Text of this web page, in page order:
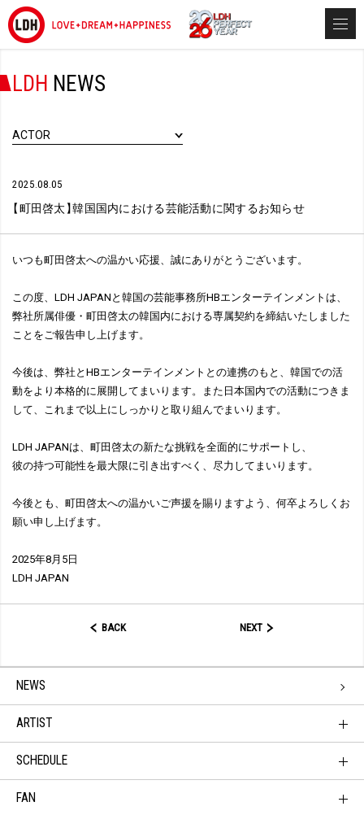
LDH NEWS
ACTOR
2025.08.05
【町田啓太 】韓国国内における芸能活動に関するお知らせ
いつも町田啓太への温かい応援、誠にありがとうございます。
この度、LDH JAPANと韓国の芸能事務所HBエンターテインメントは、
弊社所属俳優・町田啓太の韓国内における専属契約を締結いたしました
ことをご報告申し上げます。
今後は、弊社とHBエンターテインメントとの連携のもと、韓国での活
動をより本格的に展開してまいります。また日本国内での活動につきま
して、これまで以上にしっかりと取り組んでまいります。
LDH JAPANは、町田啓太の新たな挑戦を全面的にサポートし、
彼の持つ可能性を最大限に引き出すべく、尽力してまいります。
今後とも、町田啓太への温かいご声援を賜りますよう、何卒よろしくお
願い申し上げます。
2025年8月5日
LDH JAPAN
BACK NEXT
NEWS
ARTIST
SCHEDULE
FAN